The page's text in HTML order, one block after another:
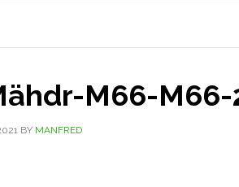
M66-M66-
BY MANFRED